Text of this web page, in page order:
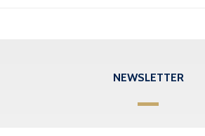
NEWSLETTER